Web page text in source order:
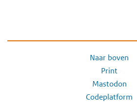
Naar boven
Print
Mastodon
Codeplatform